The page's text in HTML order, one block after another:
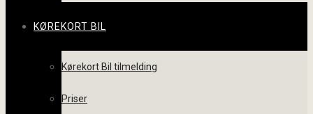
KØREKORT BIL
Kørekort Bil tilmelding
Priser